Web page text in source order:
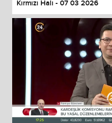
Kırmızı Halı - 07 03 2026